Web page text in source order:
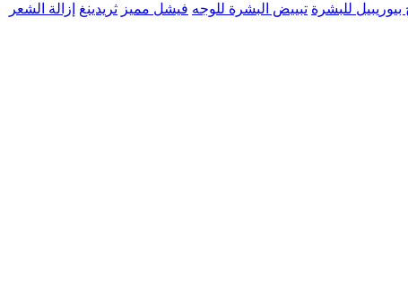
بيوريبيل للبشرة تبييض البشرة للوجه فيشل مميز ثريدينغ إزالة الشعر